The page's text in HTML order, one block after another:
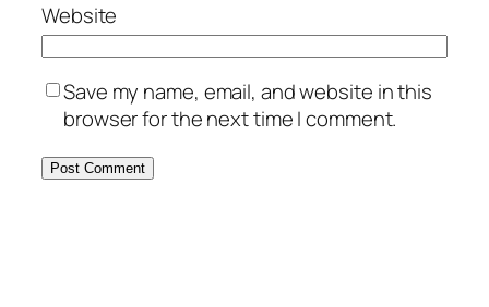
Website
Save my name, email, and website in this
browser for the next time I comment.